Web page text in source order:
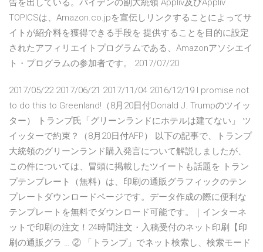
告を出している。バイデンの副大統領 Appliv及びAppliv
TOPICSは、Amazon.co.jpを宣伝しリンクすることによってサ
イトが紹介料を獲得できる手段を 提供することを目的に設定
されたアフィリエイトプログラムである、Amazonアソシエイ
ト・プログラムの参加者です。 2017/07/20
2017/05/22 2017/06/21 2017/11/04 2016/12/19 I promise not
to do this to Greenland!（8月20日付Donald J. Trumpのツイッ
ター） トランプ氏「グリーンランドにホテルは建てない」 ツ
イッターで約束？（8月20日付AFP） 以下の記事で、トランプ
大統領のグリーンランド購入発言について解説しましたが、
この件については、冒頭に掲載したツイートも話題を トラン
プテンプレート（無料）は、印刷の通販グラフィックのテン
プレートダウンロードページです。データ作成の際に便利な
テンプレートを無料でダウンロード可能です。｜インターネ
ットで印刷の注文！24時間注文・入稿受付のネット印刷【印
刷の通販グラ … ② 「トランプ」でネット検索し、検索モード